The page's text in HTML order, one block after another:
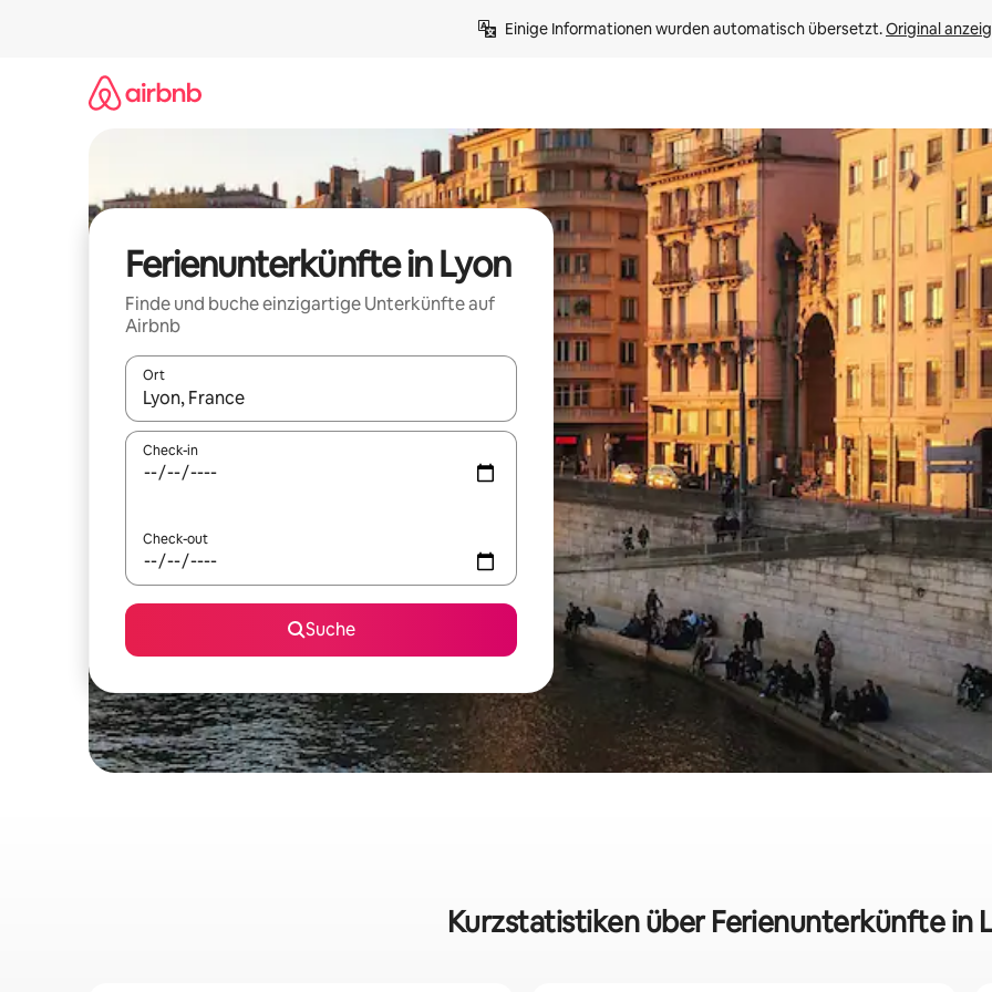
Einige Informationen wurden automatisch übersetzt. Original
Ferienunterkünfte in Lyon
Finde und buche einzigartige Unterkünfte auf
Airbnb
Ort
Wenn Ergebnisse verfügbar sind, navigiere mit den Pfeiltasten nach oben und unten oder erkunde die Ergebnisse
Check-in
Check-out
Suche
Kurzstatistiken über Ferienunterkünfte in